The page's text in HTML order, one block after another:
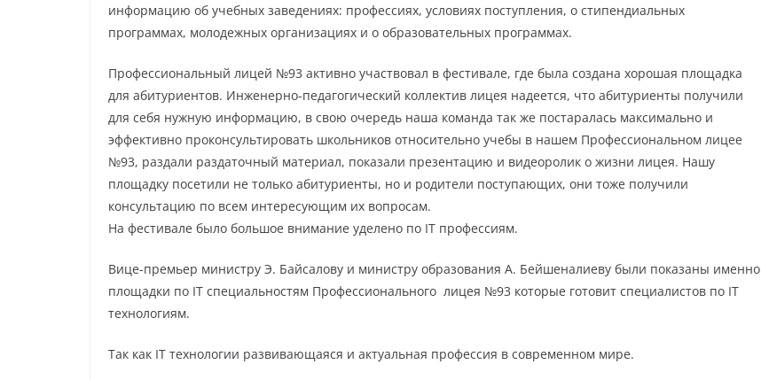
информацию об учебных заведениях: профессиях, условиях поступления, о стипендиальных
программах, молодежных организациях и о образовательных программах.
Профессиональный лицей №93 активно участвовал в фестивале, где была создана хорошая площадка
для абитуриентов. Инженерно-педагогический коллектив лицея надеется, что абитуриенты получили
для себя нужную информацию, в свою очередь наша команда так же постаралась максимально и
эффективно проконсультировать школьников относительно учебы в нашем Профессиональном лицее
№93, раздали раздаточный материал, показали презентацию и видеоролик о жизни лицея. Нашу
площадку посетили не только абитуриенты, но и родители поступающих, они тоже получили
консультацию по всем интересующим их вопросам.
На фестивале было большое внимание уделено по IT профессиям.
Вице-премьер министру Э. Байсалову и министру образования А. Бейшеналиеву были показаны именно
площадки по IT специальностям Профессионального лицея №93 которые готовит специалистов по IT
технологиям.
Так как IT технологии развивающаяся и актуальная профессия в современном мире.